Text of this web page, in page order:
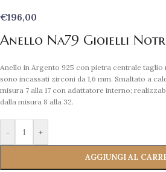
€196,00
Anello Na79 Gioielli
Anello in Argento 925 con pietra centrale taglio
sono incassati zirconi da 1,6 mm. Smaltato a
misura 7 alla 17 con adattatore interno;
dalla misura 8 alla 32.
- +
AGGIUNGI AL